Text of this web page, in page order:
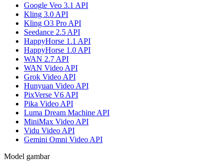
Google Veo 3.1 API
Kling 3.0 API
Kling O3 Pro API
Seedance 2.5 API
HappyHorse 1.1 API
HappyHorse 1.0 API
WAN 2.7 API
WAN Video API
Grok Video API
Hunyuan Video API
PixVerse V6 API
Pika Video API
Luma Dream Machine API
MiniMax Video API
Vidu Video API
Gemini Omni Video API
Model gambar